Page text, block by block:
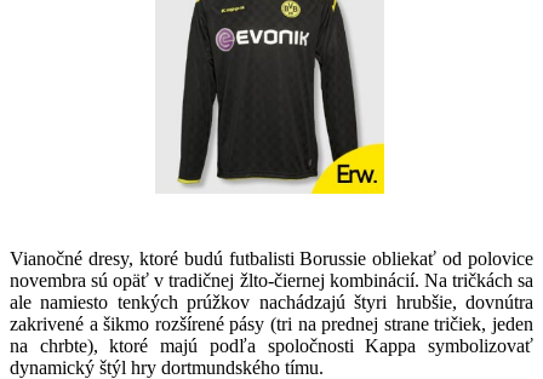
Vianočné dresy, ktoré budú futbalisti Borussie obliekať od polovice
novembra sú opäť v tradičnej žlto-čiernej kombinácií. Na tričkách sa
ale namiesto tenkých prúžkov nachádzajú štyri hrubšie, dovnútra
zakrivené a šikmo rozšírené pásy (tri na prednej strane tričiek, jeden
na chrbte), ktoré majú podľa spoločnosti Kappa symbolizovať
dynamický štýl hry dortmundského tímu.